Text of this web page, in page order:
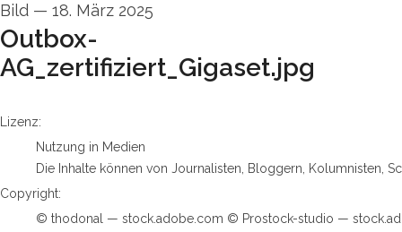
Bild — 18. März 2025
Outbox-
AG_zertifiziert_Gigaset.jpg
go to media item
Lizenz:
Nutzung in Medien
Die Inhalte können von Journalisten, Bloggern, Kolumnisten,
Copyright:
© thodonal — stock.adobe.com © Prostock-studio —